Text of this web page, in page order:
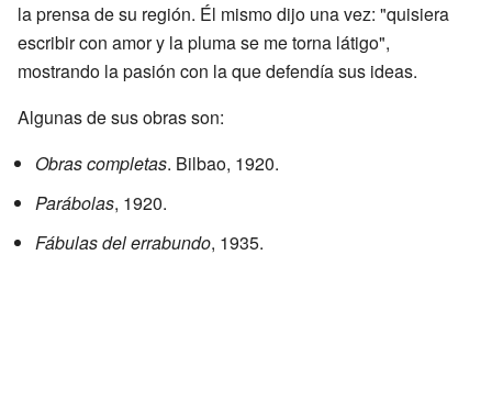
la prensa de su región. Él mismo dijo una vez: "quisiera
escribir con amor y la pluma se me torna látigo",
mostrando la pasión con la que defendía sus ideas.
Algunas de sus obras son:
Obras completas. Bilbao, 1920.
Parábolas, 1920.
Fábulas del errabundo, 1935.